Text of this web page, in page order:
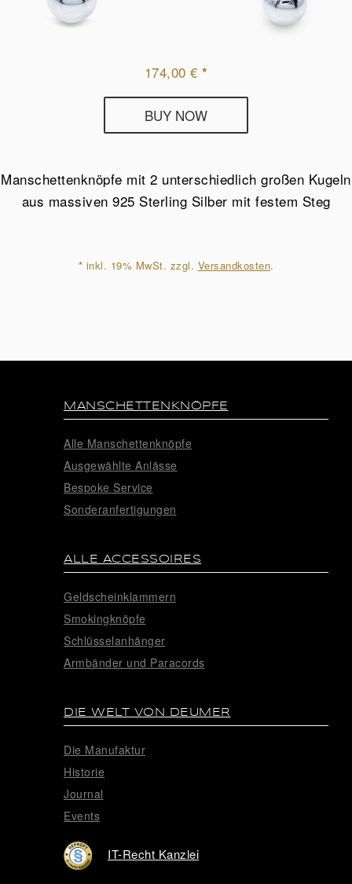
174,00 € *
Manschettenknöpfe
aus
BUY NOW
Manschettenknöpfe mit 2 unterschiedlich großen Kugeln
aus massiven 925 Sterling Silber mit festem Steg
* inkl. 19% MwSt. zzgl. Versandkosten.
MANSCHETTENKNÖPFE
Alle Manschettenknöpfe
Ausgewählte Anlässe
Bespoke Service
Sonderanfertigungen
ALLE ACCESSOIRES
Geldscheinklammern
Smokingknöpfe
Schlüsselanhänger
Armbänder und Paracords
DIE WELT VON DEUMER
Die Manufaktur
Historie
Journal
Events
IT-Recht Kanzlei